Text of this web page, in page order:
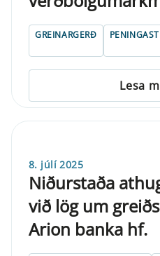
GREINARGERÐ
Lesa
8. júlí 2025
Niðurstaða
við lög um
Arion banka hf.